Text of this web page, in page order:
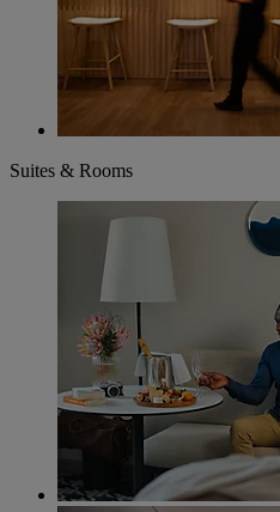
Suites & Rooms